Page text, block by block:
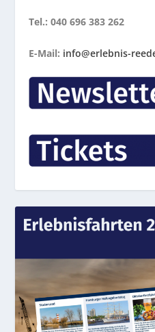
Tel.: 040 696 383 262
E-Mail: info@erlebnis-